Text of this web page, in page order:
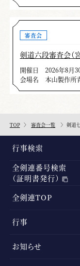
＊この記事は、月
載しています。
審査会
剣道六段審査会（
開催日
2026年8月30
会場名
本山製作所
TOP 審査会一覧 剣道
行事検索
全剣連番号検索
（証明書発行）
全剣連TOP
行事
お知らせ